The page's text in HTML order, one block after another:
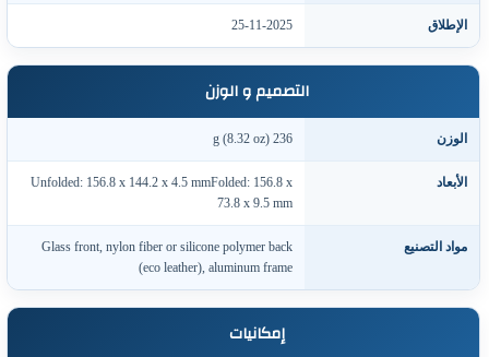
25-11-2025
التصميم و الوزن
Unfolded: 156.8 x 144.2 x 4.5 mmFolded: 156.8 x
73.8 x 9.5 mm
التصنيع
Glass front, nylon fiber or silicone polymer back
(eco leather), aluminum frame
إمكانيات